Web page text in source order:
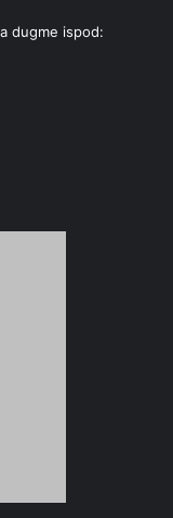
dugme ispod: